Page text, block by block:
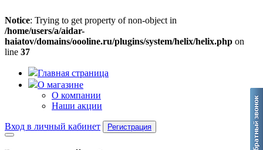
Notice: Trying to get property of non-object in
/home/users/a/aidar-
haiatov/domains/oooline.ru/plugins/system/helix/helix.php on
line 37
Главная страница
О магазине
О компании
Наши акции
Вход в личный кабинет Регистрация